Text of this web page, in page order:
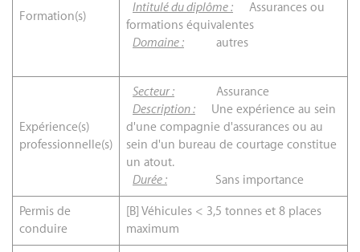
Formation(s)
Intitulé du diplôme : Assurances ou
formations équivalentes
Domaine : autres
Expérience(s)
professionnelle(s)
Secteur : Assurance
Description : Une expérience au sein
d'une compagnie d'assurances ou au
sein d'un bureau de courtage constitue
un atout.
Durée : Sans importance
Permis de
conduire
[B] Véhicules < 3,5 tonnes et 8 places
maximum